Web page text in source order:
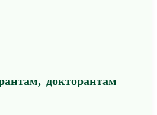
докторантам